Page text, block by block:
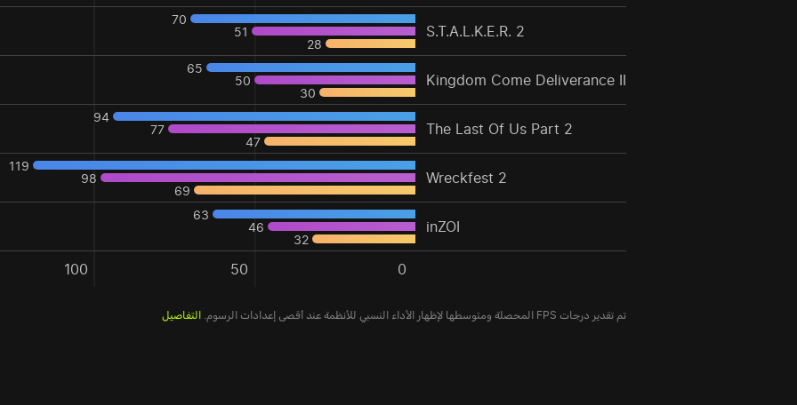
S.T.A.L.K.E.R. 2
70
51
28
Kingdom Come Deliverance II
65
50
30
The Last Of Us Part 2
94
77
47
Wreckfest 2
119
98
69
inZOI
63
46
32
0
50
100
تم تقدير درجات FPS المحصلة ومتوسطها لإظهار الأداء النسبي للأنظمة عند أقصى إعدادات الرسوم. التفاصيل